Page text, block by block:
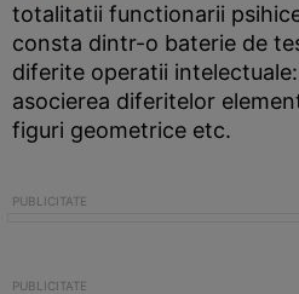
totalitatii functionarii
consta dintr-o baterie de
diferite operatii
asocierea diferitelor
figuri geometrice etc.